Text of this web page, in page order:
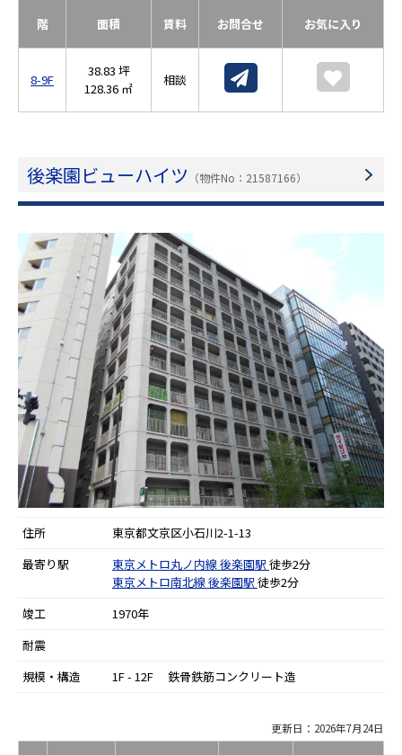
階 面積 賃料 お問合せ お気に入り
8-9F
38.83 坪
128.36 ㎡
相談
後楽園ビューハイツ （物件No：21587166）
住所
東京都文京区小石川2-1-13
最寄り駅
東京メトロ丸ノ内線後楽園駅 徒歩2分
東京メトロ南北線後楽園駅 徒歩2分
竣工
1970年
耐震
規模・構造
1F - 12F 鉄骨鉄筋コンクリート造
更新日：2026年7月24日